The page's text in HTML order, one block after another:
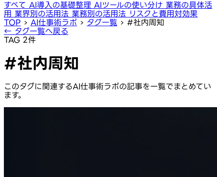
すべて AI導入の基礎整理 AIツールの使い分け 業務の具体活
用 業界別の活用法 業務別の活用法 リスクと費用対効果
TOP › AI仕事術ラボ › タグ一覧 › #社内周知
← タグ一覧へ戻る
TAG 2件
#社内周知
このタグに関連するAI仕事術ラボの記事を一覧でまとめてい
ます。